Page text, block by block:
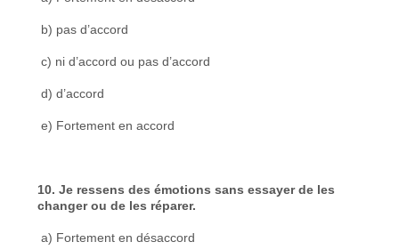
b) pas d’accord
c) ni d’accord ou pas d’accord
d) d’accord
e) Fortement en accord
10. Je ressens des émotions sans essayer de les
changer ou de les réparer.
a) Fortement en désaccord